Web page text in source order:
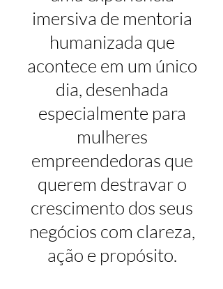
imersiva de mentoria
humanizada que
acontece em um único
dia, desenhada
especialmente para
mulheres
empreendedoras que
querem destravar o
crescimento dos seus
negócios com clareza,
ação e propósito.